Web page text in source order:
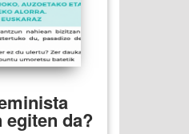
egiten da?